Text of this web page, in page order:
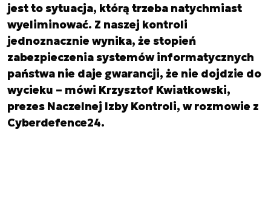
jest to sytuacja, którą trzeba natychmiast
wyeliminować. Z naszej kontroli
jednoznacznie wynika, że stopień
zabezpieczenia systemów informatycznych
państwa nie daje gwarancji, że nie dojdzie do
wycieku – mówi Krzysztof Kwiatkowski,
prezes Naczelnej Izby Kontroli, w rozmowie z
Cyberdefence24.